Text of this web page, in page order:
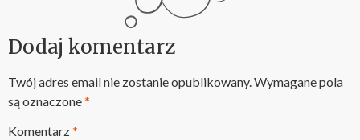
Dodaj komentarz
Twój adres email nie zostanie opublikowany.Wymagane pola
są oznaczone*
Komentarz*